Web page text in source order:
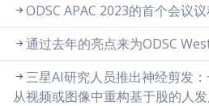
ODSC APAC 2023的首个会议
通过去年的亮点来为ODSC
三星AI研究人员推出神经剪发
从视频或图像中重构基于股的人